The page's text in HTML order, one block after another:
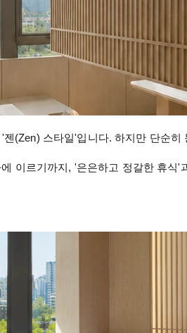
(Zen) 스타일'입니다. 하지만 단순히
이르기까지, '은은하고 정갈한 휴식'